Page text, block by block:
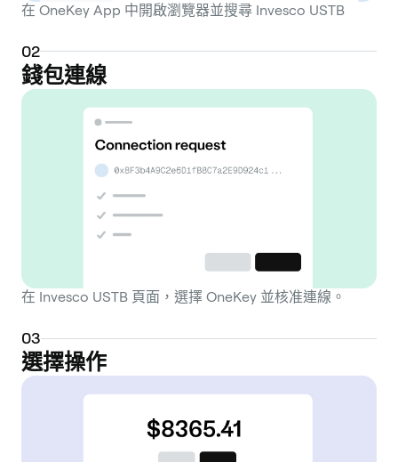
在 OneKey App 中開啟瀏覽器並搜尋 Invesco USTB
02
錢包連線
在 Invesco USTB 頁面，選擇 OneKey 並核准連線。
03
選擇操作